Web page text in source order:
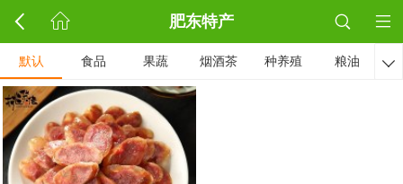
肥东特产
默认 食品 果蔬 烟酒茶 种养殖 粮油 